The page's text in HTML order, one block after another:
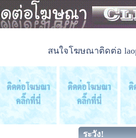
สนใจโฆษณาติดต่อ
ระวัง!